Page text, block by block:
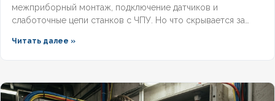
межприборный монтаж, подключение датчиков и
слаботочные цепи станков с ЧПУ. Но что скрывается за
провод под конкретную задачу? Разберём полную
Читать далее »